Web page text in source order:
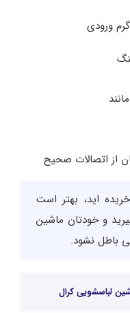
ورودی
از اتصالات صحیح
اید، بهتر است
و خودتان ماشین
باطل نشود.
لباسشویی کرال